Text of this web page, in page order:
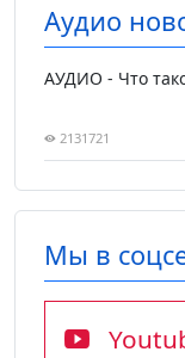
Аудио
АУДИО - Что
2131721
Мы в